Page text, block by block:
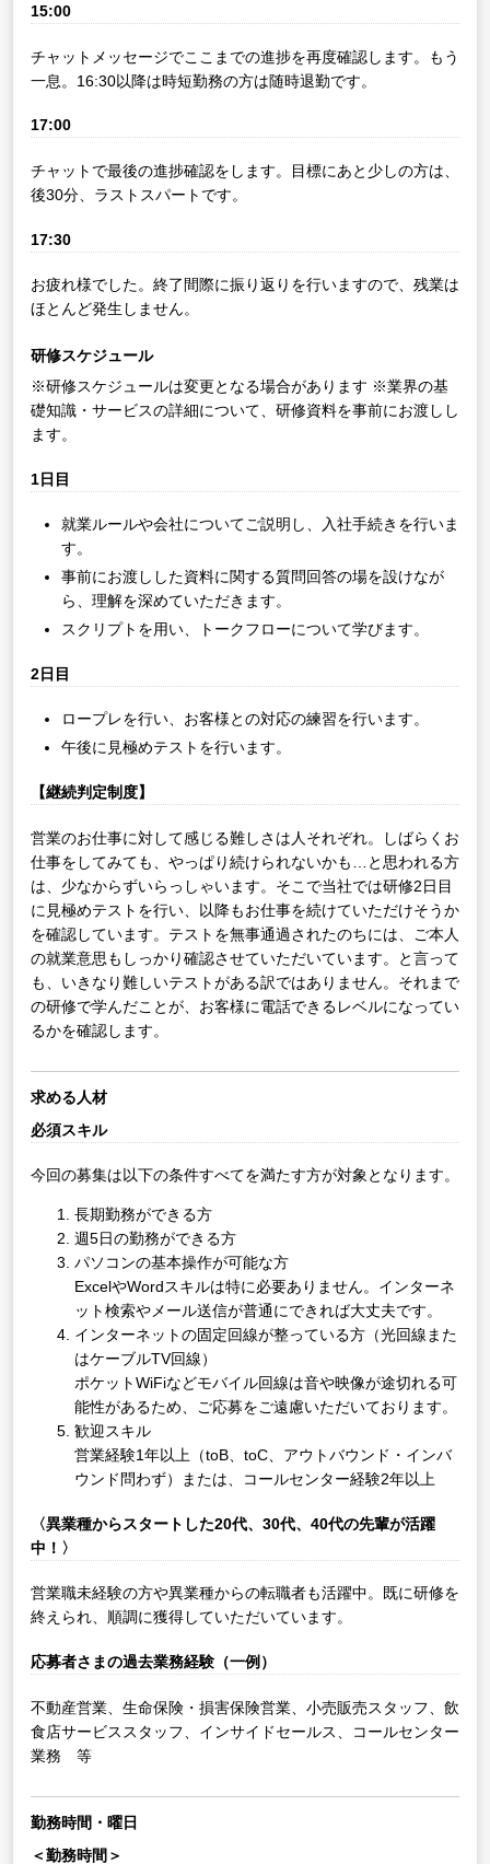
15:00
チャットメッセージでここまでの進捗を再度確認します。もう
一息。16:30以降は時短勤務の方は随時退勤です。
17:00
チャットで最後の進捗確認をします。目標にあと少しの方は、
後30分、ラストスパートです。
17:30
お疲れ様でした。終了間際に振り返りを行いますので、残業は
ほとんど発生しません。
研修スケジュール
※研修スケジュールは変更となる場合があります ※業界の基
礎知識・サービスの詳細について、研修資料を事前にお渡しし
ます。
1日目
就業ルールや会社についてご説明し、入社手続きを行いま
す。
事前にお渡しした資料に関する質問回答の場を設けなが
ら、理解を深めていただきます。
スクリプトを用い、トークフローについて学びます。
2日目
ロープレを行い、お客様との対応の練習を行います。
午後に見極めテストを行います。
【継続判定制度】
営業のお仕事に対して感じる難しさは人それぞれ。しばらくお
仕事をしてみても、やっぱり続けられないかも…と思われる方
は、少なからずいらっしゃいます。そこで当社では研修2日目
に見極めテストを行い、以降もお仕事を続けていただけそうか
を確認しています。テストを無事通過されたのちには、ご本人
の就業意思もしっかり確認させていただいています。と言って
も、いきなり難しいテストがある訳ではありません。それまで
の研修で学んだことが、お客様に電話できるレベルになってい
るかを確認します。
求める人材
必須スキル
今回の募集は以下の条件すべてを満たす方が対象となります。
長期勤務ができる方
週5日の勤務ができる方
パソコンの基本操作が可能な方
ExcelやWordスキルは特に必要ありません。インターネ
ット検索やメール送信が普通にできれば大丈夫です。
インターネットの固定回線が整っている方（光回線また
はケーブルTV回線）
ポケットWiFiなどモバイル回線は音や映像が途切れる可
能性があるため、ご応募をご遠慮いただいております。
歓迎スキル
営業経験1年以上（toB、toC、アウトバウンド・インバ
ウンド問わず）または、コールセンター経験2年以上
〈異業種からスタートした20代、30代、40代の先輩が活躍
中！〉
営業職未経験の方や異業種からの転職者も活躍中。既に研修を
終えられ、順調に獲得していただいています。
応募者さまの過去業務経験（一例）
不動産営業、生命保険・損害保険営業、小売販売スタッフ、飲
食店サービススタッフ、インサイドセールス、コールセンター
業務 等
勤務時間・曜日
＜勤務時間＞